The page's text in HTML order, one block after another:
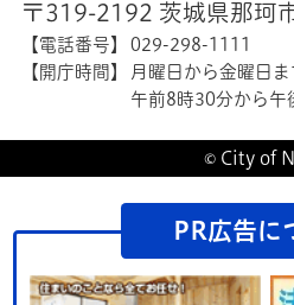
〒319-2192 茨城県那珂
【電話番号】
029-298-1111
【開庁時間】
月曜日から金曜日ま
午前8時30分から午
© City of
PR広告に